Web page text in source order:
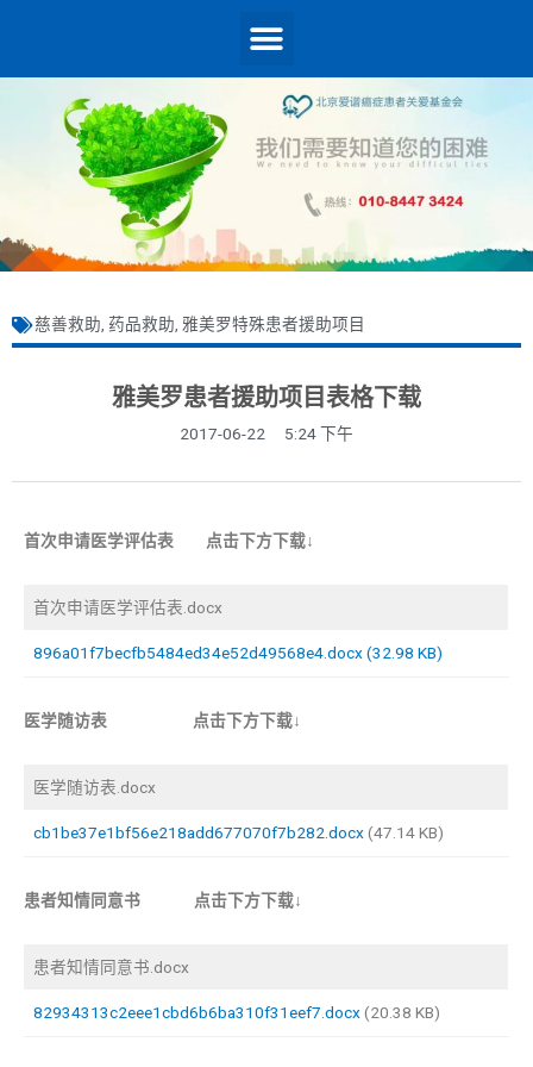
慈善救助, 药品救助, 雅美罗特殊患者援助项目
雅美罗患者援助项目表格下载
2017-06-22 5:24 下午
首次申请医学评估表 点击下方下载↓
首次申请医学评估表.docx
896a01f7becfb5484ed34e52d49568e4.docx (32.98 KB)
医学随访表 点击下方下载↓
医学随访表.docx
cb1be37e1bf56e218add677070f7b282.docx(47.14 KB)
患者知情同意书 点击下方下载↓
患者知情同意书.docx
82934313c2eee1cbd6b6ba310f31eef7.docx(20.38 KB)